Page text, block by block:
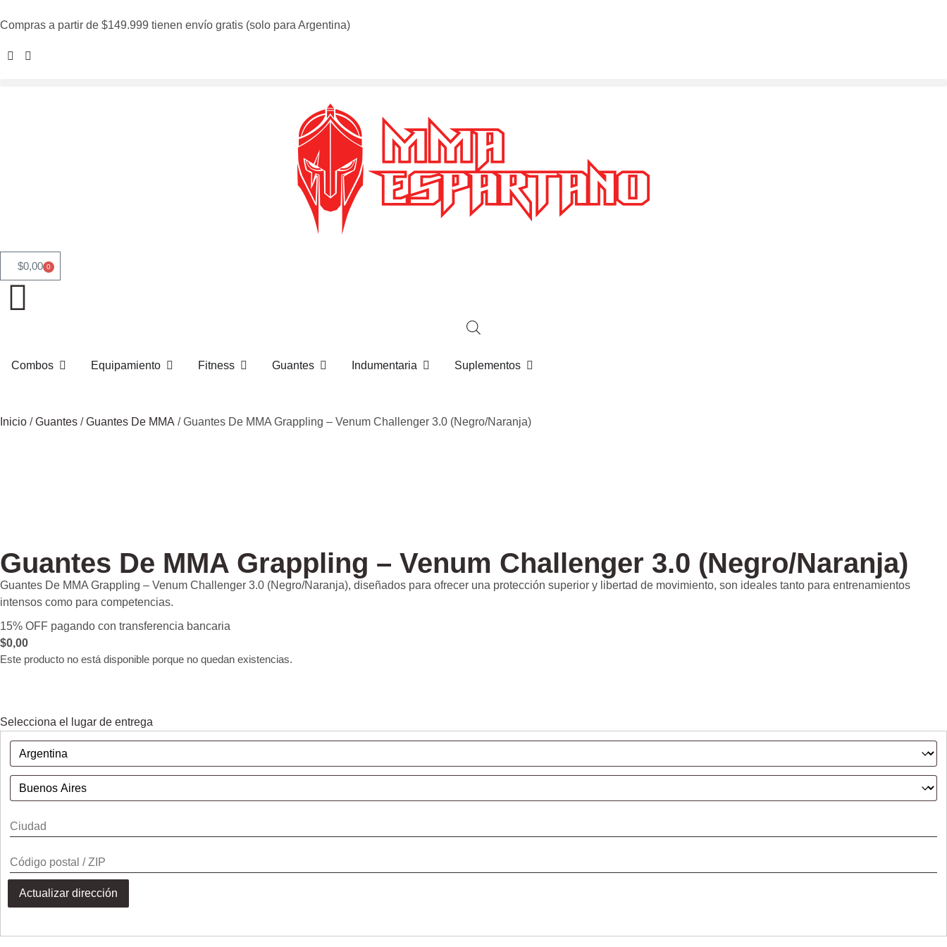
Compras a partir de $149.999 tienen envío gratis (solo para Argentina)
$0,00 0
Combos Equipamiento Fitness Guantes Indumentaria Suplementos
Inicio /Guantes /Guantes De MMA / Guantes De MMA Grappling – Venum Challenger 3.0 (Negro/Naranja)
Guantes De MMA Grappling – Venum Challenger 3.0 (Negro/Naranja)
Guantes De MMA Grappling – Venum Challenger 3.0 (Negro/Naranja), diseñados para ofrecer una protección superior y libertad de movimiento, son ideales tanto para entrenamientos
intensos como para competencias.
15% OFF pagando con transferencia bancaria
$0,00
Este producto no está disponible porque no quedan existencias.
Selecciona el lugar de entrega
Actualizar dirección